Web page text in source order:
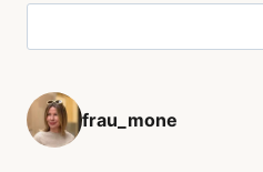
frau_mone